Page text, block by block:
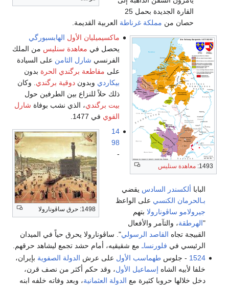
القارة الجديدة بحمل 25
حصان من مملكة غرناطة العربية القديمة.
1493: معاهدة سنليس
ماكسيميليان الأول الهابسبورگي
يحصل في معاهدة سنليس من الملك
الفرنسي شارل الثامن على السيادة
على مقاطعة برگندي الحرة بدون
بيكاردي وبدون دوقية برگندي . وكان
ذلك حلاً للنزاع بين الطرفين حول
بيت برگندي، الذي نشب بوفاة شارل
القوي في 1477.
1498: حرق ساڤونارولا
14
98
-
البابا ألكسندر السادس يقضي
بـالحرمان الكنسي على الواعظ
جيرولامو ساڤونارولا بتهم
"الهرطقة، والتآمر والأفعال
القبيجة تجاه القاصد الرسولي". ساڤونارولا يحرق حياً في الميدان
الرئيسي في فلورنساـ مع شقيقيه، أمام حشد تجمع ليشاهد حرقهم.
1524 - جلوسطهماسب الأول على عرش الدولة الصفوية بإيران،
خلفا لأبيه الشاه إسماعيل الأول، وقد حكم أكثر من نصف قرن،
دخل خلالها حروبا كثيرة مع الدولة العثمانية، وبعد وفاته خلفه ابنه